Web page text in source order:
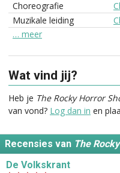
Choreografie
Muzikale leiding
… meer
Wat vind jij?
Heb je The Rocky Horror
van vond? Log dan in en
Recensies van The
De Volkskrant